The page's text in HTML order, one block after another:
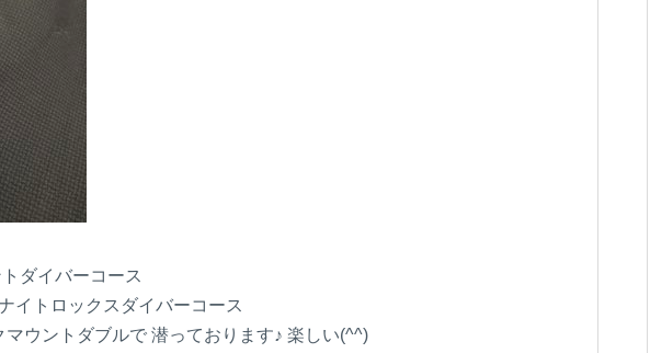
ダイバーコース
イトロックスダイバーコース
マウントダブルで 潜っております♪ 楽しい(^^)